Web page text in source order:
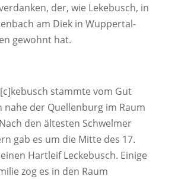
der, wie Lekebusch, in
am Diek in Wuppertal-
gewohnt hat.
stammte vom Gut
nahe der Quellenburg im Raum
den ältesten Schwelmer
gab es um die Mitte des 17.
Hartleif Leckebusch. Einige
zog es in den Raum